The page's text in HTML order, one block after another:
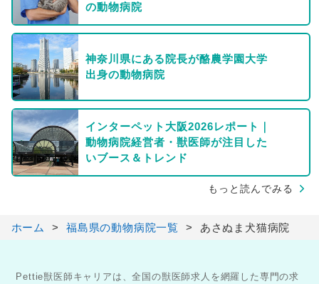
の動物病院
神奈川県にある院長が酪農学園大学
出身の動物病院
インターペット大阪2026レポート｜
動物病院経営者・獣医師が注目した
いブース＆トレンド
もっと読んでみる
ホーム 福島県の動物病院一覧 あさぬま犬猫病院
Pettie獣医師キャリアは、全国の獣医師求人を網羅した専門の求